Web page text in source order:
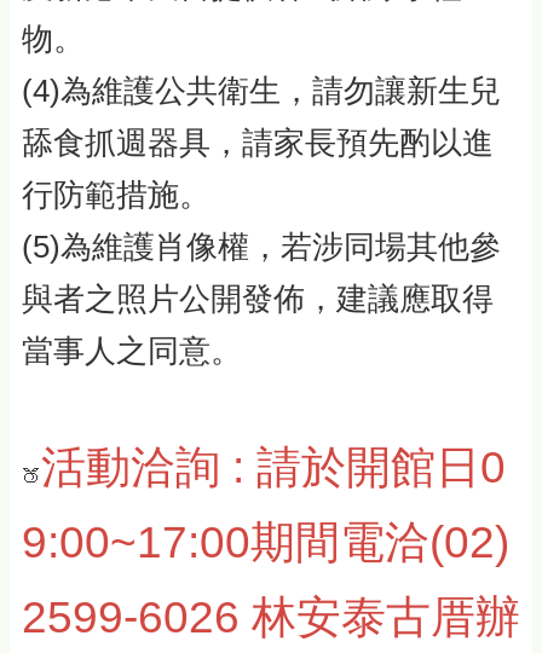
物。
(4)為維護公共衛生，請勿讓新生兒
舔食抓週器具，請家長預先酌以進
行防範措施。
(5)為維護肖像權，若涉同場其他參
與者之照片公開發佈，建議應取得
當事人之同意。
🍑活動洽詢 : 請於開館日0
9:00~17:00期間電洽(02)
2599-6026 林安泰古厝辦